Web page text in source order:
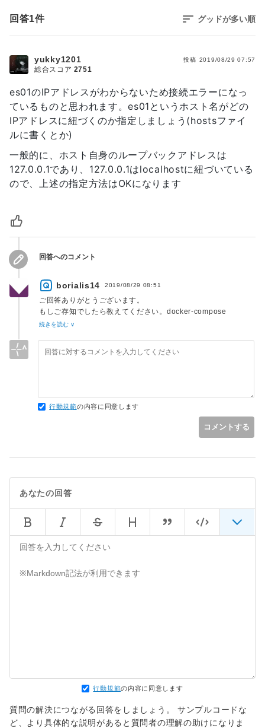
回答1件 グッドが多い順
es01のIPアドレスがわからないため接続エラーになっ
ているものと思われます。es01というホスト名がどの
IPアドレスに紐づくのか指定しましょう(hostsファイ
ルに書くとか)
一般的に、ホスト自身のループバックアドレスは
127.0.0.1であり、127.0.0.1はlocalhostに紐づいている
ので、上述の指定方法はOKになります
投稿 2019/08/29 07:57
yukky1201
総合スコア 2751
回答へのコメント
borialis14 2019/08/29 08:51
ご回答ありがとうございます。
もしご存知でしたら教えてください。docker-compose
で'localhost'や'127.0.0.1'にアクセスしようとするとエラーが
続きを読む ∨
行動規範の内容に同意します
コメントする
あなたの回答
行動規範の内容に同意します
質問の解決につながる回答をしましょう。 サンプルコードな
ど、より具体的な説明があると質問者の理解の助けになりま